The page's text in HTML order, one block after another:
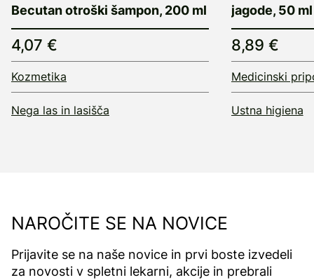
Becutan otroški šampon, 200 ml
4,07 €
Kozmetika
Nega las in lasišča
jagode, 50 ml
8,89 €
Medicinski
Ustna higiena
NAROČITE SE NA NOVICE
Prijavite se na naše novice in prvi boste izvedeli
za novosti v spletni lekarni, akcije in prebrali